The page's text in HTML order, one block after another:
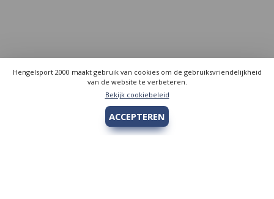
Hengelsport 2000 maakt gebruik van cookies om de gebruiksvriendelijkheid
van de website te verbeteren.
Bekijk cookiebeleid
ACCEPTEREN